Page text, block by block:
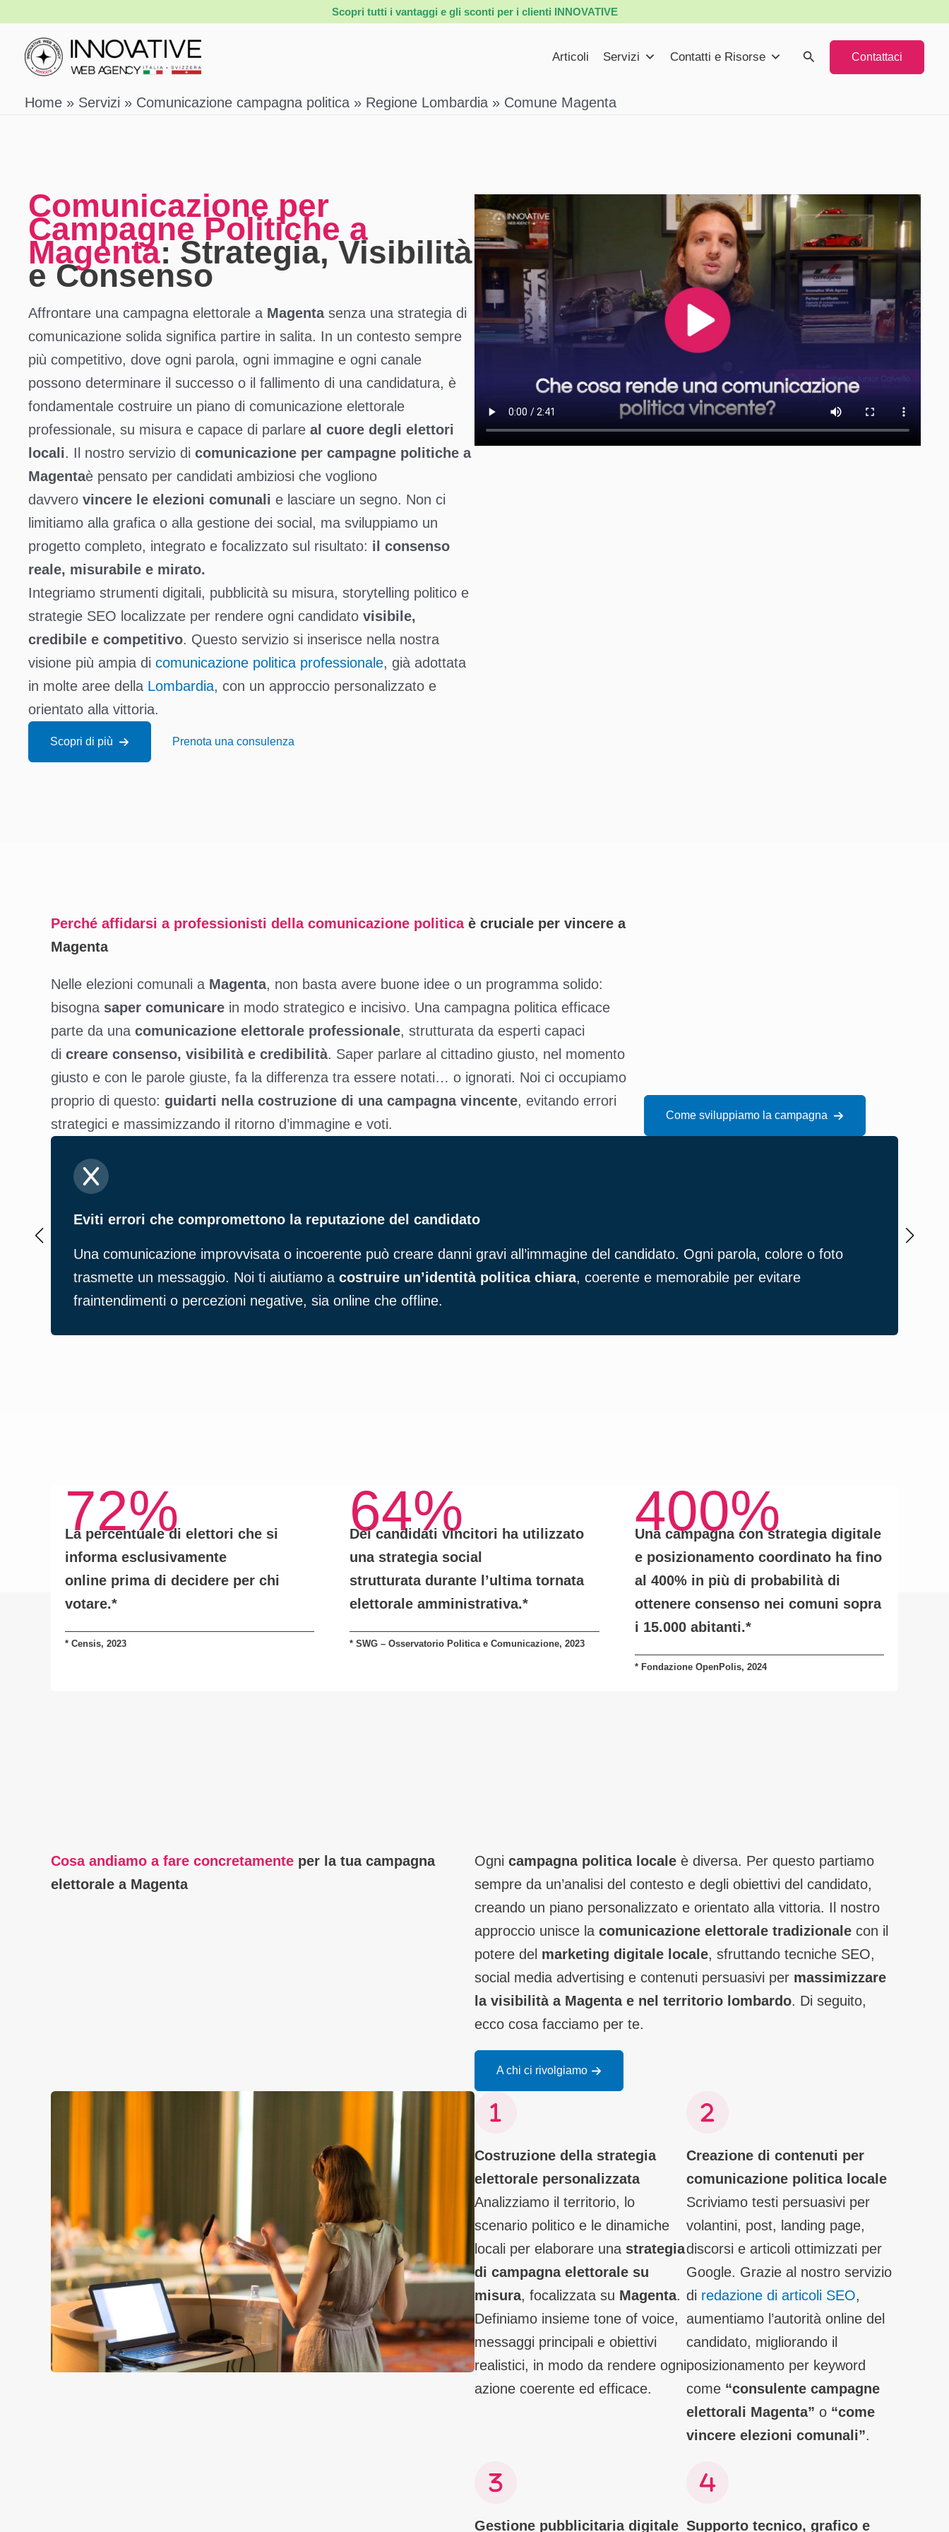
contenuto
Scopri tutti i vantaggi e gli sconti per i clienti INNOVATIVE
Articoli Servizi Contatti e Risorse Cerca Contattaci
Home Servizi Comunicazione campagna politica Regione Lombardia Comune Magenta
Comunicazione per
Campagne Politiche a
Magenta: Strategia, Visibilità
e Consenso
Affrontare una campagna elettorale a Magentasenza una strategia di
comunicazione solida significa partire in salita. In un contesto sempre
più competitivo, dove ogni parola, ogni immagine e ogni canale
possono determinare il successo o il fallimento di una candidatura, è
fondamentale costruire un piano di comunicazione elettorale
professionale, su misura e capace di parlare al cuore degli elettori
locali. Il nostro servizio di comunicazione per campagne politiche a
Magentaè pensato per candidati ambiziosi che vogliono
davvero vincere le elezioni comunali e lasciare un segno. Non ci
limitiamo alla grafica o alla gestione dei social, ma sviluppiamo un
progetto completo, integrato e focalizzato sul risultato: il consenso
reale, misurabile e mirato.
Integriamo strumenti digitali, pubblicità su misura, storytelling politico e
strategie SEO localizzate per rendere ogni candidato visibile,
credibile e competitivo. Questo servizio si inserisce nella nostra
visione più ampia di comunicazione politica professionale, già adottata
in molte aree della Lombardia, con un approccio personalizzato e
orientato alla vittoria.
Scopri di più Prenota una consulenza
Perché affidarsi a professionisti della comunicazione politicaè cruciale per vincere a
Magenta
Nelle elezioni comunali a Magenta, non basta avere buone idee o un programma solido:
bisogna saper comunicare in modo strategico e incisivo. Una campagna politica efficace
parte da una comunicazione elettorale professionale, strutturata da esperti capaci
di creare consenso, visibilità e credibilità. Saper parlare al cittadino giusto, nel momento
giusto e con le parole giuste, fa la differenza tra essere notati… o ignorati. Noi ci occupiamo
proprio di questo: guidarti nella costruzione di una campagna vincente, evitando errori
strategici e massimizzando il ritorno d’immagine e voti.
Come sviluppiamo la campagna
Eviti errori che compromettono la reputazione del candidato
Una comunicazione improvvisata o incoerente può creare danni gravi all’immagine del candidato. Ogni parola, colore o foto
trasmette un messaggio. Noi ti aiutiamo a costruire un’identità politica chiara, coerente e memorabile per evitare
fraintendimenti o percezioni negative, sia online che offline.
72%
La percentuale di elettori che si
informa esclusivamente
online prima di decidere per chi
votare.*
* Censis, 2023
64%
Dei candidati vincitori ha utilizzato
una strategia social
strutturatadurante l’ultima tornata
elettorale amministrativa.*
* SWG – Osservatorio Politica e Comunicazione, 2023
400%
Una campagna constrategia digitale
e posizionamento coordinatoha fino
al 400% in più di probabilitàdi
ottenere consenso nei comuni sopra
i 15.000 abitanti.*
* Fondazione OpenPolis, 2024
Cosa andiamo a fare concretamente per la tua campagna
elettorale a Magenta
Ogni campagna politica locale è diversa. Per questo partiamo
sempre da un’analisi del contesto e degli obiettivi del candidato,
creando un piano personalizzato e orientato alla vittoria. Il nostro
approccio unisce la comunicazione elettorale tradizionale con il
potere del marketing digitale locale, sfruttando tecniche SEO,
social media advertising e contenuti persuasivi per massimizzare
la visibilità a Magenta e nel territorio lombardo. Di seguito,
ecco cosa facciamo per te.
A chi ci rivolgiamo
Costruzione della strategia
elettorale personalizzata
Analizziamo il territorio, lo
scenario politico e le dinamiche
locali per elaborare una strategia
di campagna elettorale su
misura, focalizzata su Magenta.
Definiamo insieme tone of voice,
messaggi principali e obiettivi
realistici, in modo da rendere ogni
azione coerente ed efficace.
Creazione di contenuti per
comunicazione politica locale
Scriviamo testi persuasivi per
volantini, post, landing page,
discorsi e articoli ottimizzati per
Google. Grazie al nostro servizio
di redazione di articoli SEO,
aumentiamo l’autorità online del
candidato, migliorando il
posizionamento per keyword
come “consulente campagne
elettorali Magenta” o “come
vincere elezioni comunali”.
Gestione pubblicitaria digitale Supporto tecnico, grafico e